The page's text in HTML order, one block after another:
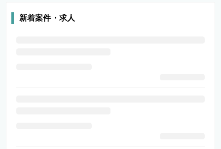
新着案件・求人